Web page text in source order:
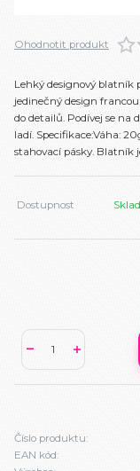
Ohodnotit produkt
Lehký designový blatník
jedinečný design
do detailů. Podívej se na
ladí. Specifikace:Váha:
stahovací pásky. Blatník
Dostupnost
Číslo produktu:
EAN kód: